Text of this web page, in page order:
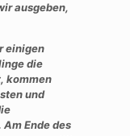
ausgeben,
einigen
die
kommen
und
Ende des